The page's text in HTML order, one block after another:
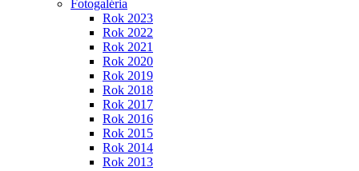
Fotogaléria
Rok 2023
Rok 2022
Rok 2021
Rok 2020
Rok 2019
Rok 2018
Rok 2017
Rok 2016
Rok 2015
Rok 2014
Rok 2013